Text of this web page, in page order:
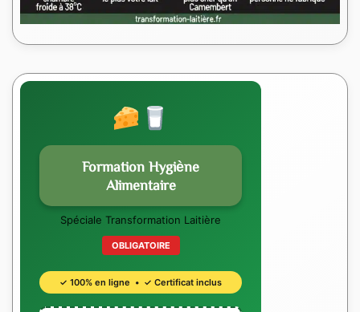
Formation Hygiène
Alimentaire
Spéciale Transformation Laitière
OBLIGATOIRE
✓ 100% en ligne • ✓ Certificat inclus